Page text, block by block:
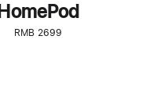
HomePod
RMB 2699